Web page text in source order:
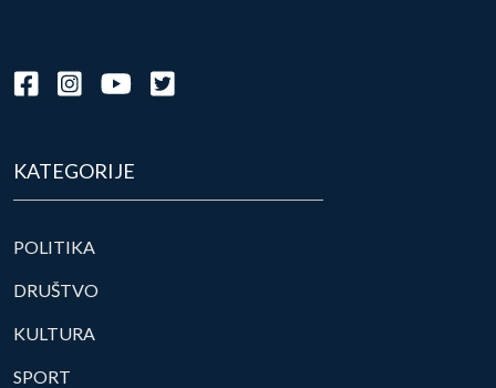
KATEGORIJE
POLITIKA
DRUŠTVO
KULTURA
SPORT